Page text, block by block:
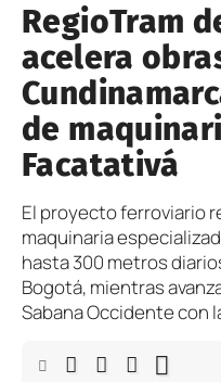
RegioTram
acelera
de
Facatativá
El proyecto ferroviario
maquinaria
hasta 300 metros
Bogotá, mientras
Sabana Occidente con